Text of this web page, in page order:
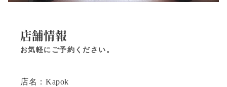
店舗情報
お気軽にご予約ください。
店名：Kapok